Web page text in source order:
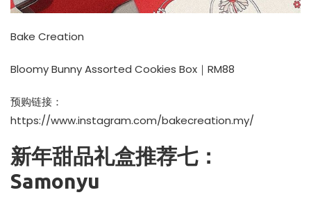
Bake Creation
Bloomy Bunny Assorted Cookies Box｜RM88
预购链接：
https://www.instagram.com/bakecreation.my/
新年甜品礼盒推荐七：
Samonyu